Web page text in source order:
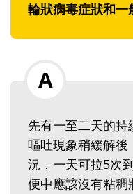
輪狀病毒症狀和一
先有一至二天的
嘔吐現象稍緩解後
況，一天可拉5次
便中應該沒有粘